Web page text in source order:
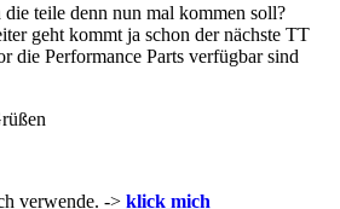
teile denn nun mal kommen soll?
geht kommt ja schon der nächste TT
die Performance Parts verfügbar sind
verwende. -> klick mich